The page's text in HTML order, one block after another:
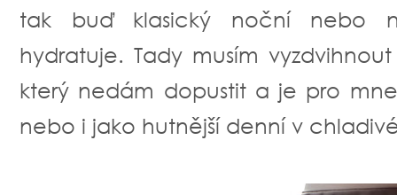
tak buď klasický noční nebo
hydratuje. Tady musím
který nedám dopustit a je pro
nebo i jako hutnější denní v